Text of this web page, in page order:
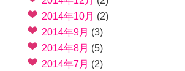
2014年10月 (2)
2014年9月 (3)
2014年8月 (5)
2014年7月 (2)